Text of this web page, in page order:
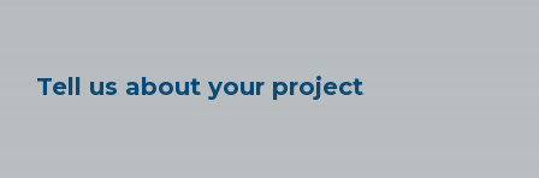
Tell us about your project